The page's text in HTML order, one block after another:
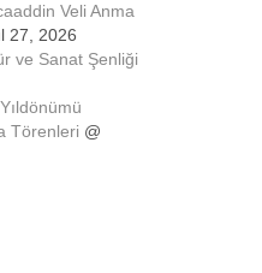
Veli Anma
27, 2026
ve Sanat Şenliği
Törenleri @